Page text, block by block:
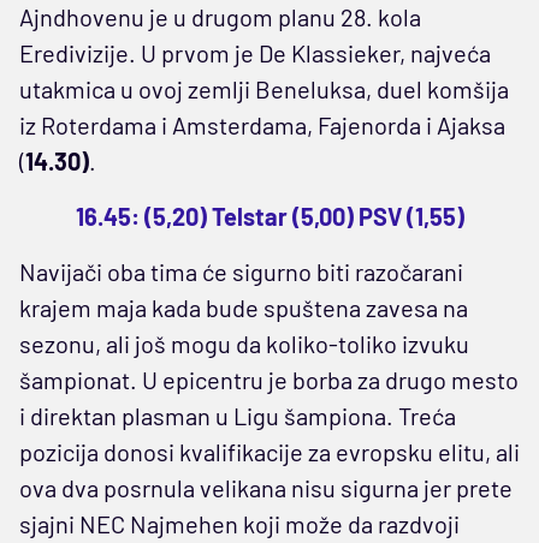
Ajndhovenu je u drugom planu 28. kola
Eredivizije. U prvom je De Klassieker, najveća
utakmica u ovoj zemlji Beneluksa, duel komšija
iz Roterdama i Amsterdama, Fajenorda i Ajaksa
(14.30).
16.45: (5,20) Telstar (5,00) PSV (1,55)
Navijači oba tima će sigurno biti razočarani
krajem maja kada bude spuštena zavesa na
sezonu, ali još mogu da koliko-toliko izvuku
šampionat. U epicentru je borba za drugo mesto
i direktan plasman u Ligu šampiona. Treća
pozicija donosi kvalifikacije za evropsku elitu, ali
ova dva posrnula velikana nisu sigurna jer prete
sjajni NEC Najmehen koji može da razdvoji